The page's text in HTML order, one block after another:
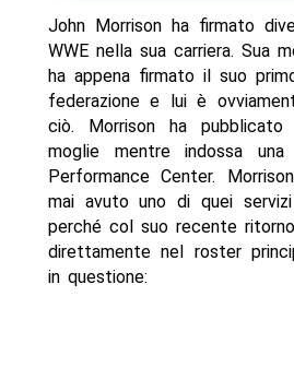
John Morrison ha firmato
WWE nella sua carriera. Sua
ha appena firmato il suo
federazione e lui è
ciò. Morrison ha
moglie mentre indossa
Performance Center.
mai avuto uno di quei
perché col suo recente
direttamente nel roster
in questione: